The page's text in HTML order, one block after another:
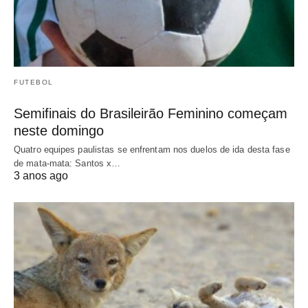
FUTEBOL
Semifinais do Brasileirão Feminino começam
neste domingo
Quatro equipes paulistas se enfrentam nos duelos de ida desta fase
de mata-mata: Santos x…
3 anos ago